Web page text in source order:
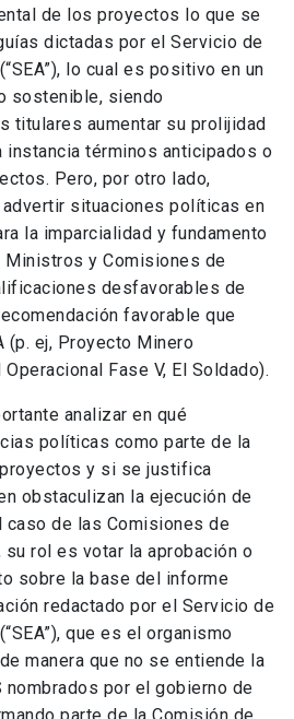
de los proyectos lo que se
dictadas por el Servicio de
lo cual es positivo en un
sostenible, siendo
titulares aumentar su prolijidad
instancia términos anticipados o
Pero, por otro lado,
situaciones políticas en
la imparcialidad y fundamento
y Comisiones de
desfavorables de
favorable que
(p. ej, Proyecto Minero
Fase V, El Soldado).
analizar en qué
políticas como parte de la
y si se justifica
obstaculizan la ejecución de
de las Comisiones de
su rol es votar la aprobación o
sobre la base del informe
redactado por el Servicio de
que es el organismo
manera que no se entiende la
nombrados por el gobierno de